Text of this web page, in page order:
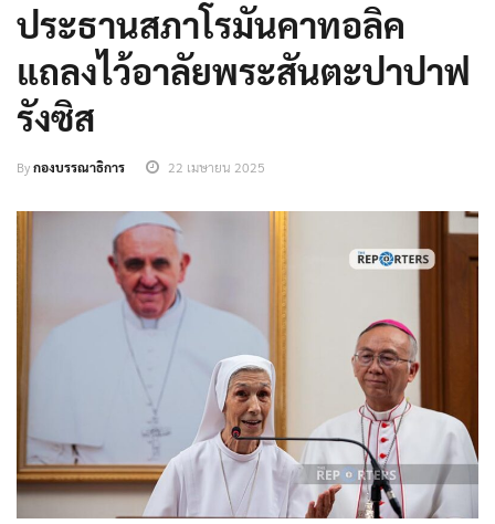
ประธานสภาโรมันคาทอลิค
แถลงไว้อาลัยพระสันตะปาปาฟ
รังซิส
Byกองบรรณาธิการ 22 เมษายน 2025